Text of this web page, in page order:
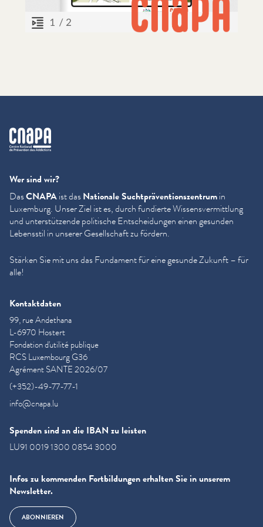
cnapa
Wer sind wir?
DasCNAPAist dasNationale Sucht­präven­tion­szen­trumin
Luxemburg. Unser Ziel ist es, durch fundierte Wis­sensver­mit­tlung
und unter­stützende politische Entschei­dun­gen einen gesunden
Lebensstil in unserer Gesellschaft zu fördern.
Stärken Sie mit uns das Fundament für eine gesunde Zukunft – für
alle!
Kontaktdaten
99, rue Andethana
L-6970 Hostert
Fondation d'utilité publique
RCS Luxembourg G36
Agrément SANTE 2026/07
(+352)-49-77-77-1
info@cnapa.lu
Spenden sind an die IBAN zu leisten
LU91 0019 1300 0854 3000
Infos zu kommenden Fortbildungen erhalten Sie in unserem
Newsletter.
ABONNIEREN